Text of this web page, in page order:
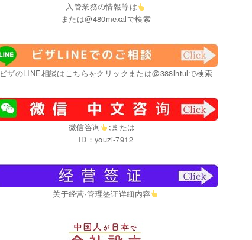
入管業務の情報等は
または@480mexalで検索
ビザのLINE相談はこちらをクリックまたは@388lhtulで検索
微信咨询
;または
ID：youzi-7912
关于经营·管理签证详细内容